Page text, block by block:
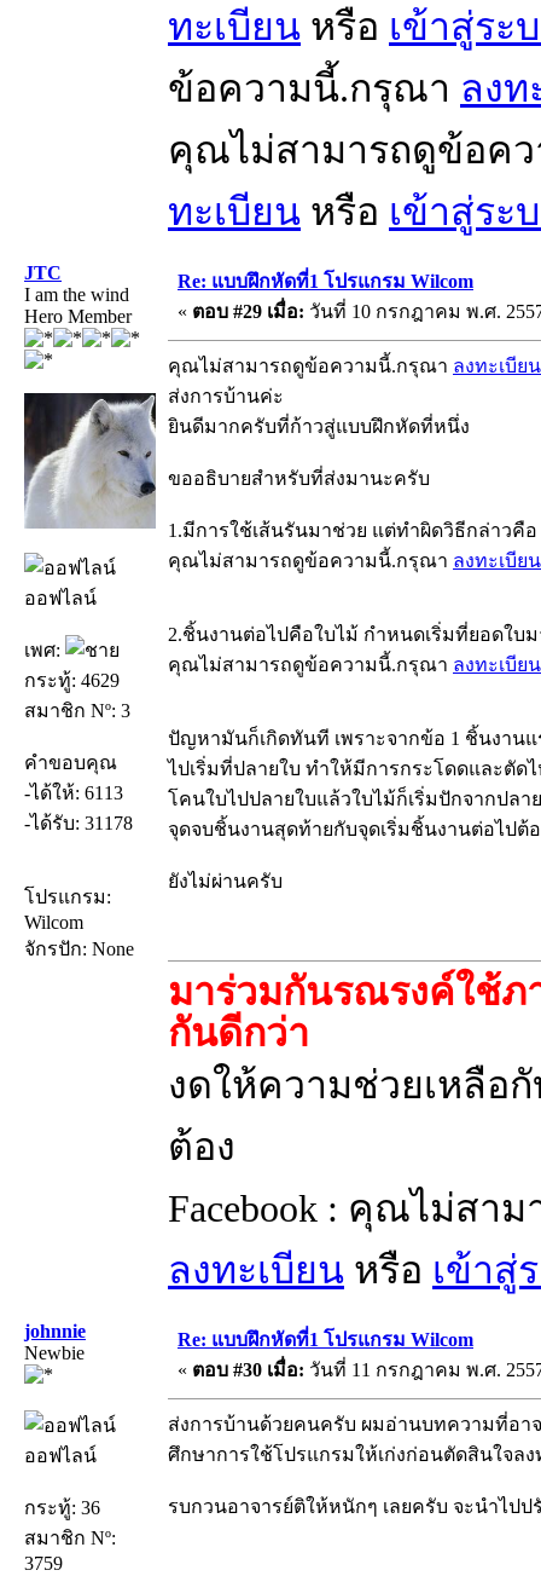
ทะเบียน หรือ เข้าสู่ระ
ข้อความนี้.กรุณา ลงท
คุณไม่สามารถดูข้อค
ทะเบียน หรือ เข้าสู่ระ
JTC
I am the wind
Hero Member
ออฟไลน์
เพศ:
กระทู้: 4629
สมาชิก Nº: 3
คำขอบคุณ
-ได้ให้: 6113
-ได้รับ: 31178
โปรแกรม:
Wilcom
จักรปัก: None
Re: แบบฝึกหัดที่1 โปรแกรม Wilcom
« ตอบ #29 เมื่อ: วันที่ 10 กรกฎาคม พ.ศ.
คุณไม่สามารถดูข้อความนี้.กรุณา ลงทะเบียน
ส่งการบ้านค่ะ
ยินดีมากครับที่ก้าวสู่แบบฝึกหัดที่หนึ่ง
ขออธิบายสำหรับที่ส่งมานะครับ
1.มีการใช้เส้นรันมาช่วย แต่ทำผิดวิธีกล่าวคื
คุณไม่สามารถดูข้อความนี้.กรุณา ลงทะเบียน
2.ชิ้นงานต่อไปคือใบไม้ กำหนดเริ่มที่ยอดใบ
คุณไม่สามารถดูข้อความนี้.กรุณา ลงทะเบียน
ปัญหามันก็เกิดทันที เพราะจากข้อ 1 ชิ้นงาน
ไปเริ่มที่ปลายใบ ทำให้มีการกระโดดและตั
โคนใบไปปลายใบแล้วใบไม้ก็เริ่มปักจากปล
จุดจบชิ้นงานสุดท้ายกับจุดเริ่มชิ้นงานต่อไปต้
ยังไม่ผ่านครับ
มาร่วมกันรณรงค์ใช้ภ
กันดีกว่า
งดให้ความช่วยเหลือ
ต้อง
Facebook : คุณไม่สา
ลงทะเบียน หรือ เข้าสู่
johnnie
Newbie
ออฟไลน์
กระทู้: 36
สมาชิก Nº:
3759
Re: แบบฝึกหัดที่1 โปรแกรม Wilcom
« ตอบ #30 เมื่อ: วันที่ 11 กรกฎาคม พ.ศ.
ส่งการบ้านด้วยคนครับ ผมอ่านบทความที่อา
ศึกษาการใช้โปรแกรมให้เก่งก่อนตัดสินใจล
รบกวนอาจารย์ติให้หนักๆ เลยครับ จะนำไป